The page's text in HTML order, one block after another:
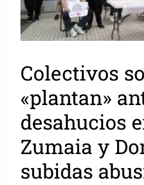
Colectivos
«plantan»
desahucios
Zumaia y
subidas